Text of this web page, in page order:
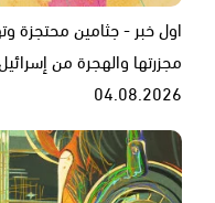
اول خبر - جثامين محتجزة
مجزرتها والهجرة من
04.08.2026